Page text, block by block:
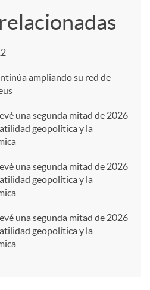
ampliando su red de
una segunda mitad de 2026
geopolítica y la
una segunda mitad de 2026
geopolítica y la
una segunda mitad de 2026
geopolítica y la